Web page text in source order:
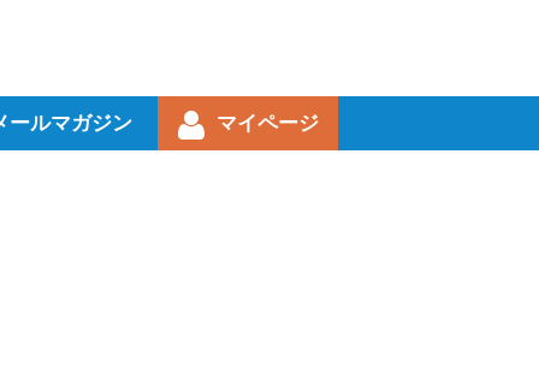
ールマガジン マイページ